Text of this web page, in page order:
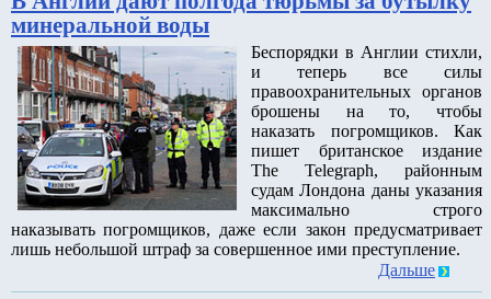
минеральной воды
Беспорядки в Англии стихли,
и теперь все силы
правоохранительных органов
брошены на то, чтобы
наказать погромщиков. Как
пишет британское издание
The Telegraph, районным
судам Лондона даны указания
максимально строго
наказывать погромщиков, даже если закон предусматривает
лишь небольшой штраф за совершенное ими преступление.
Дальше